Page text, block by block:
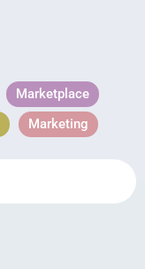
Marketplace
Marketing